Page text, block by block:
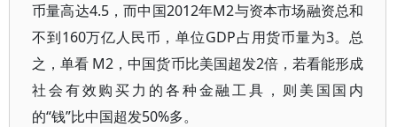
币量高达4.5，而中国2012年M2与资本市场融资总和
不到160万亿人民币，单位GDP占用货币量为3。总
之，单看 M2，中国货币比美国超发2倍，若看能形成
社会有效购买力的各种金融工具，则美国国内
的“钱”比中国超发50%多。